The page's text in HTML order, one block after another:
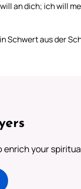
an dich; ich will
Schwert aus der
enrich your